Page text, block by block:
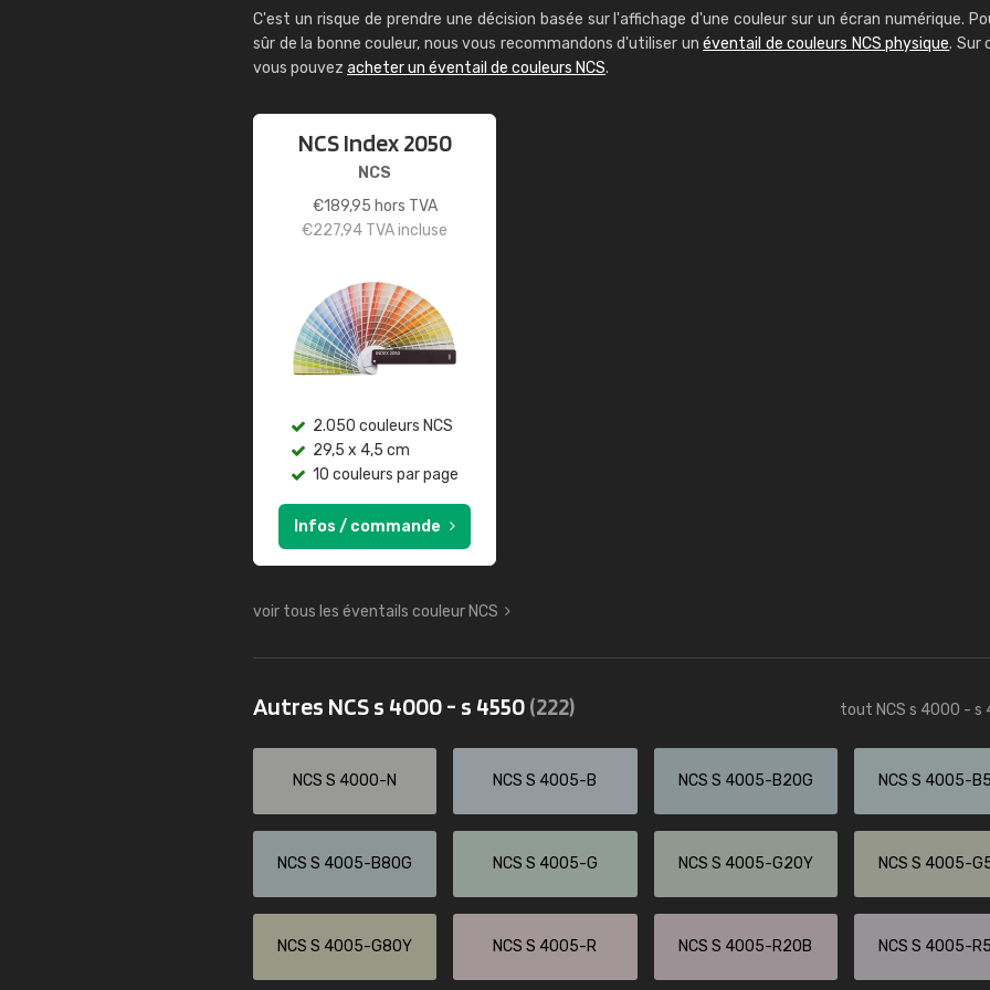
C'est un risque de prendre une décision basée sur l'affichage d'une couleur sur un écran numérique.
sûr de la bonne couleur, nous vous recommandons d'utiliser unéventail de couleurs NCS physique. Sur
vous pouvez acheter un éventail de couleurs NCS.
NCS Index 2050
NCS
€189,95 hors TVA
€227,94 TVA incluse
2.050 couleurs NCS
29,5 x 4,5 cm
10 couleurs par page
Infos / commande
voir tous les éventails couleur NCS
Autres NCS s 4000 - s 4550(222) tout NCS s 4000 - s
NCS S 4000-N NCS S 4005-B NCS S 4005-B20G NCS S 4005-
NCS S 4005-B80G NCS S 4005-G NCS S 4005-G20Y NCS S 4005-
NCS S 4005-G80Y NCS S 4005-R NCS S 4005-R20B NCS S 4005-